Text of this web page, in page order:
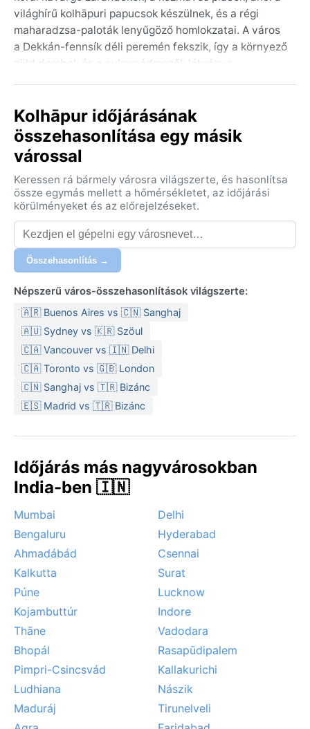
világhírű kolhāpuri papucsok készülnek, és a régi
maharadzsa-paloták lenyűgöző homlokzatai. A város
a Dekkán-fennsík déli peremén fekszik, így a környező
zöld dombok és a cukornádmezők látványa
monszunt és enyhe teleket jelent. Nyáron, márciustól
júniusig, a hőmérséklet akár 38 °C fölé is kúszik, a
levegő pedig fülledtté válik. A monszun június végétől
szeptemberig tart, ilyenkor az eső gyakori és heves, a
páratartalom szinte állandóan 80% felett van. Télen,
novembertől februárig kellemesen száraz az idő,
nappal 25–30 °C, éjszaka 10 °C körül. Csomagoláshoz
könnyű pamutruhák és esőkabát ajánlott a nedves
hónapokra, míg télen egy vékony kardigán is jól jön.
A legjobb utazási időszak novembertől februárig tart,
amikor a hőség alábbhagy, és az égboltot ritkán
vízesések és tavak megtelnek, de a heves záporok
néhány napra megbéníthatják a közlekedést.
Különleges időjárási jelenség a ciklonok ritka hatása
az Arab-tenger felől, amelyek erős széllökéseket és
hirtelen áradásokat hozhatnak. A köd itt szinte
ismeretlen, a hó pedig elképzelhetetlen. Aki a
monszun csúcsidőszaka kalandot ígér, ám a kellemes
Kolhāpur időjárásának
összehasonlítása egy másik
várossal
Keressen rá bármely városra világszerte, és hasonlítsa
össze egymás mellett a hőmérsékletet, az időjárási
körülményeket és az előrejelzéseket.
Összehasonlítás →
Népszerű város-összehasonlítások világszerte:
🇦🇷 Buenos Aires vs 🇨🇳 Sanghaj
🇦🇺 Sydney vs 🇰🇷 Szöul
🇨🇦 Vancouver vs 🇮🇳 Delhi
🇨🇦 Toronto vs 🇬🇧 London
🇨🇳 Sanghaj vs 🇹🇷 Bizánc
🇪🇸 Madrid vs 🇹🇷 Bizánc
Időjárás más nagyvárosokban
India-ben 🇮🇳
Mumbai
Delhi
Bengaluru
Hyderabad
Ahmadábád
Csennai
Kalkutta
Surat
Púne
Lucknow
Kojambuttúr
Indore
Thāne
Vadodara
Bhopál
Rasapūdipalem
Pimpri-Csincsvád
Kallakurichi
Ludhiana
Nászik
Maduráj
Tirunelveli